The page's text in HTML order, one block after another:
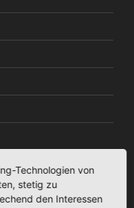
Technologien von
stetig zu
den Interessen